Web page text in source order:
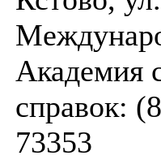
Академия
справок:
73353